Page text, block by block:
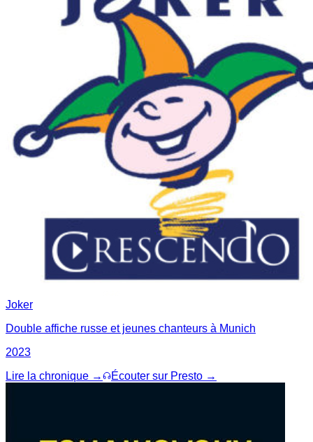
Joker
Double affiche russe et jeunes chanteurs à Munich
2023
Lire la chronique →
Écouter sur Presto →